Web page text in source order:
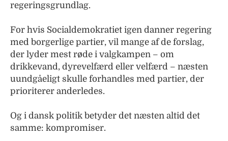
regeringsgrundlag.
For hvis Socialdemokratiet igen danner regering
med borgerlige partier, vil mange af de forslag,
der lyder mest røde i valgkampen – om
drikkevand, dyrevelfærd eller velfærd – næsten
uundgåeligt skulle forhandles med partier, der
prioriterer anderledes.
Og i dansk politik betyder det næsten altid det
samme: kompromiser.